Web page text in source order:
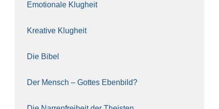
Emo­tio­na­le Klug­heit
Krea­ti­ve Klug­heit
Die Bibel
Der Mensch – Got­tes Eben­bild?